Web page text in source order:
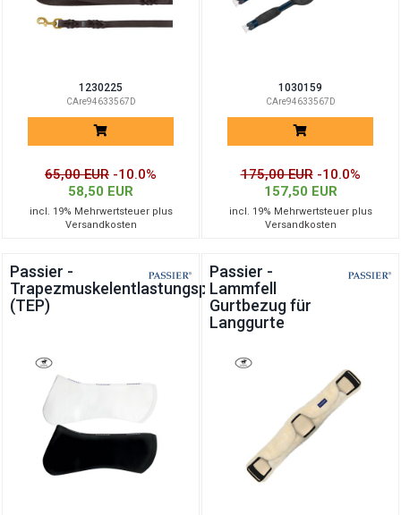
1230225
CAre94633567D
65,00 EUR -10.0%
58,50 EUR
incl. 19% Mehrwertsteuer plus
Versandkosten
1030159
CAre94633567D
175,00 EUR -10.0%
157,50 EUR
incl. 19% Mehrwertsteuer plus
Versandkosten
Passier -
Trapezmuskelentlastungspad
(TEP)
Passier -
Lammfell
Gurtbezug für
Langgurte